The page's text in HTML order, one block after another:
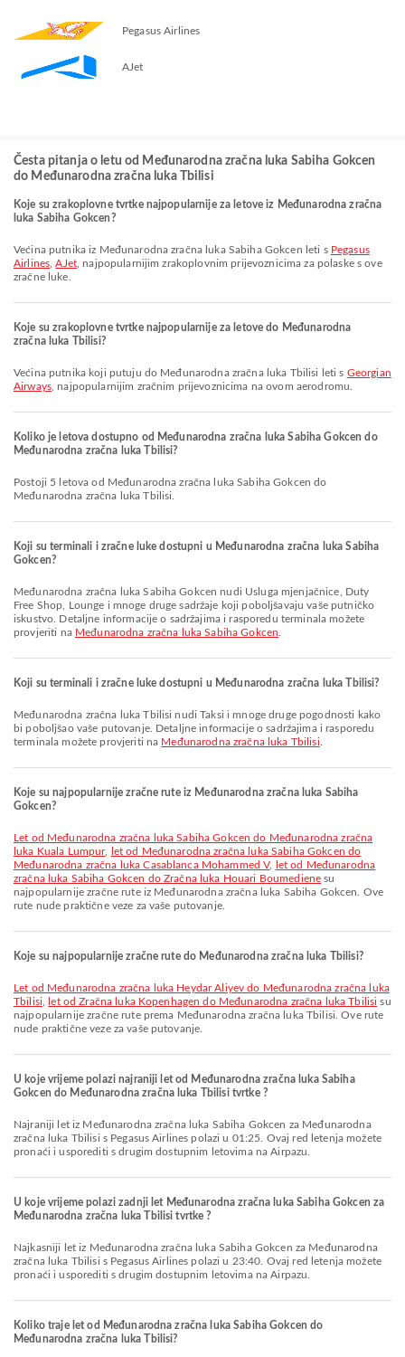
Pegasus Airlines
AJet
Česta pitanja o letu od Međunarodna zračna luka Sabiha Gokcen
do Međunarodna zračna luka Tbilisi
Koje su zrakoplovne tvrtke najpopularnije za letove iz Međunarodna zračna
luka Sabiha Gokcen?
Većina putnika iz Međunarodna zračna luka Sabiha Gokcen leti s Pegasus
Airlines ,AJet, najpopularnijim zrakoplovnim prijevoznicima za polaske s ove
zračne luke.
Koje su zrakoplovne tvrtke najpopularnije za letove do Međunarodna
zračna luka Tbilisi?
Većina putnika koji putuju do Međunarodna zračna luka Tbilisi leti s Georgian
Airways, najpopularnijim zračnim prijevoznicima na ovom aerodromu.
Koliko je letova dostupno od Međunarodna zračna luka Sabiha Gokcen do
Međunarodna zračna luka Tbilisi?
Postoji 5 letova od Međunarodna zračna luka Sabiha Gokcen do
Međunarodna zračna luka Tbilisi.
Koji su terminali i zračne luke dostupni u Međunarodna zračna luka Sabiha
Gokcen?
Međunarodna zračna luka Sabiha Gokcen nudi Usluga mjenjačnice, Duty
Free Shop, Lounge i mnoge druge sadržaje koji poboljšavaju vaše putničko
iskustvo. Detaljne informacije o sadržajima i rasporedu terminala možete
provjeriti na Međunarodna zračna luka Sabiha Gokcen
Koji su terminali i zračne luke dostupni u Međunarodna zračna luka Tbilisi?
Međunarodna zračna luka Tbilisi nudi Taksi i mnoge druge pogodnosti kako
bi poboljšao vaše putovanje. Detaljne informacije o sadržajima i rasporedu
terminala možete provjeriti na Međunarodna zračna luka Tbilisi
Koje su najpopularnije zračne rute iz Međunarodna zračna luka Sabiha
Gokcen?
let od Međunarodna zračna luka Sabiha Gokcen do Međunarodna zračna
luka Kuala Lumpur,
let od Međunarodna zračna luka Sabiha Gokcen do
Međunarodna zračna luka Casablanca Mohammed V,
let od Međunarodna
zračna luka Sabiha Gokcen do Zračna luka Houari Boumediene su
najpopularnije zračne rute iz Međunarodna zračna luka Sabiha Gokcen. Ove
rute nude praktične veze za vaše putovanje.
Koje su najpopularnije zračne rute do Međunarodna zračna luka Tbilisi?
let od Međunarodna zračna luka Heydar Aliyev do Međunarodna zračna luka
Tbilisi
let od Zračna luka Kopenhagen do Međunarodna zračna luka Tbilisi su
najpopularnije zračne rute prema Međunarodna zračna luka Tbilisi. Ove rute
nude praktične veze za vaše putovanje.
U koje vrijeme polazi najraniji let od Međunarodna zračna luka Sabiha
Gokcen do Međunarodna zračna luka Tbilisi tvrtke ?
Najraniji let iz Međunarodna zračna luka Sabiha Gokcen za Međunarodna
zračna luka Tbilisi s Pegasus Airlines polazi u 01:25. Ovaj red letenja možete
pronaći i usporediti s drugim dostupnim letovima na Airpazu.
U koje vrijeme polazi zadnji let Međunarodna zračna luka Sabiha Gokcen za
Međunarodna zračna luka Tbilisi tvrtke ?
Najkasniji let iz Međunarodna zračna luka Sabiha Gokcen za Međunarodna
zračna luka Tbilisi s Pegasus Airlines polazi u 23:40. Ovaj red letenja možete
pronaći i usporediti s drugim dostupnim letovima na Airpazu.
Koliko traje let od Međunarodna zračna luka Sabiha Gokcen do
Međunarodna zračna luka Tbilisi?